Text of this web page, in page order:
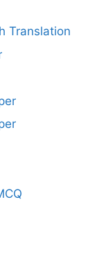
Translation